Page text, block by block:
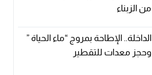
من الزبناء
الداخلة.. الإطاحة بمروج “ماء الحياة ”
وحجز معدات للتقطير